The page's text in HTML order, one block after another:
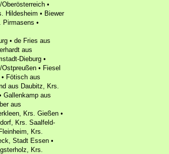
•
Hildesheim • Biewer
•
• de Fries aus
aus
Dieburg •
• Fiesel
Fötisch aus
aus Daubitz, Krs.
Gallenkamp aus
aus
Krs. Gießen •
Krs. Saalfeld-
Krs.
Stadt Essen •
Krs.